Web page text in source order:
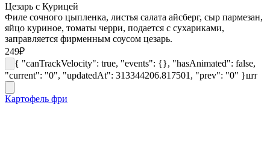
Цезарь с Курицей
Филе сочного цыпленка, листья салата айсберг, сыр пармезан,
яйцо куриное, томаты черри, подается с сухариками,
заправляется фирменным соусом цезарь.
249₽
{ "canTrackVelocity": true, "events": {}, "hasAnimated": false,
"current": "0", "updatedAt": 313344206.817501, "prev": "0" }шт
Картофель фри